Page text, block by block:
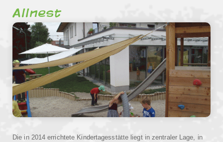
Allnest
Die in 2014 errichtete Kindertagesstätte liegt in zentraler Lage, in